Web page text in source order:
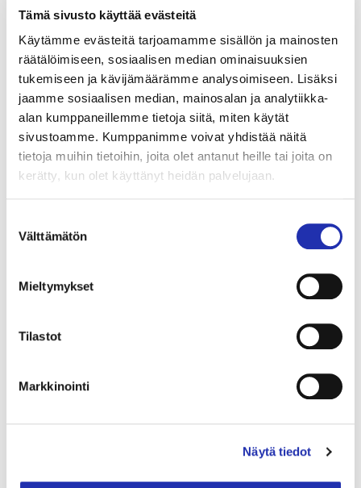
Tämä sivusto käyttää evästeitä
Käytämme evästeitä tarjoamamme sisällön ja mainosten
räätälöimiseen, sosiaalisen median ominaisuuksien
tukemiseen ja kävijämäärämme analysoimiseen. Lisäksi
jaamme sosiaalisen median, mainosalan ja analytiikka-
alan kumppaneillemme tietoja siitä, miten käytät
sivustoamme. Kumppanimme voivat yhdistää näitä
tietoja muihin tietoihin, joita olet antanut heille tai joita on
kerätty, kun olet käyttänyt heidän palvelujaan.
valinta
Välttämätön
Mieltymykset
Tilastot
Markkinointi
Näytä tiedot
Varaa liput ryhmällesi
ryhmamyynti@tampere-talo.fi